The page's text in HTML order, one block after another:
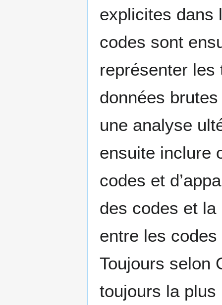
explicites dans
codes sont
représenter les
données
une analyse
ensuite inclure
codes et
des codes et
entre les
Toujours selon
toujours la